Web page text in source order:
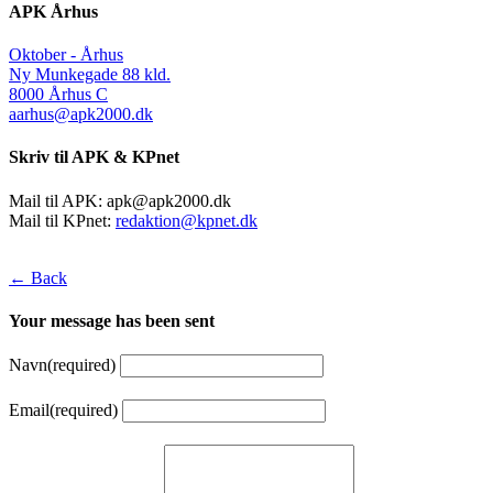
APK Århus
Oktober - Århus
Ny Munkegade 88 kld.
8000 Århus C
aarhus@apk2000.dk
Skriv til APK & KPnet
Mail til APK: apk@apk2000.dk
Mail til KPnet: redaktion@kpnet.dk
← Back
Your message has been sent
Navn(required)
Email(required)